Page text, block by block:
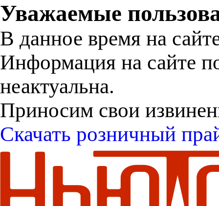
Уважаемые
В данное время на
Информация на сайте
неактуальна.
Приносим свои
Скачать розничный